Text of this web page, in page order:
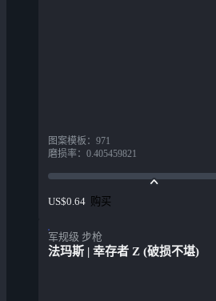
图案模板 ： 971
磨损率： 0.405459821
US$0.64 购买
军规级 步枪
法玛斯 | 幸存者 Z (破损不堪)